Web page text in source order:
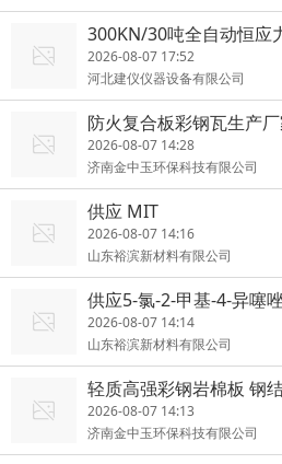
300KN/30吨全自动恒应
2026-08-07 17:52
河北建仪仪器设备有限公司
防火复合板彩钢瓦生产
2026-08-07 14:28
济南金中玉环保科技有限公司
供应 MIT
2026-08-07 14:16
山东裕滨新材料有限公司
供应5-氯-2-甲基-4-异噻
2026-08-07 14:14
山东裕滨新材料有限公司
轻质高强彩钢岩棉板 钢
2026-08-07 14:13
济南金中玉环保科技有限公司